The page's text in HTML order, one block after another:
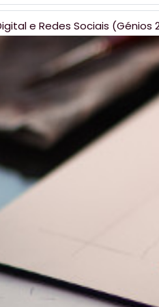
e Redes Sociais (Génios